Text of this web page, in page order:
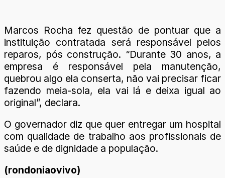
Marcos Rocha fez questão de pontuar que a
instituição contratada será responsável pelos
reparos, pós construção. “Durante 30 anos, a
empresa é responsável pela manutenção,
quebrou algo ela conserta, não vai precisar ficar
fazendo meia-sola, ela vai lá e deixa igual ao
original”, declara.
O governador diz que quer entregar um hospital
com qualidade de trabalho aos profissionais de
saúde e de dignidade a população.
(rondoniaovivo)